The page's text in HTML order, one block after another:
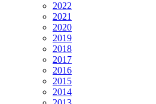
2022
2021
2020
2019
2018
2017
2016
2015
2014